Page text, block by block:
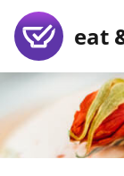
eat